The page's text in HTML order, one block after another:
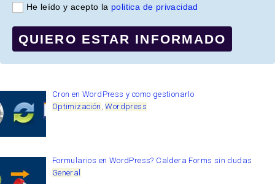
He leído y acepto la politica de privacidad
QUIERO ESTAR INFORMADO
Cron en WordPress y como gestionarlo
Optimización ,Wordpress
Formularios en WordPress? Caldera Forms sin dudas
General